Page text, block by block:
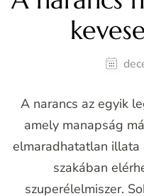
A narancs az egyik
amely manapság
elmaradhatatlan illata
szakában
szuperélelmiszer.